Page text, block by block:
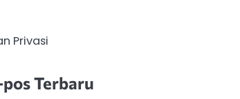
Privasi
Terbaru